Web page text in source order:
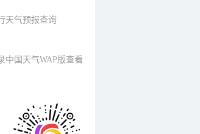
天气预报查询
中国天气WAP版查看